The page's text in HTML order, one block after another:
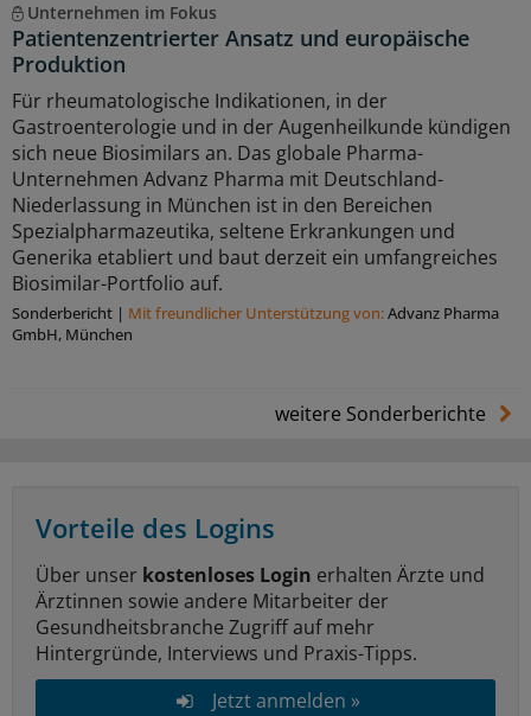
Unternehmen im Fokus
Patientenzentrierter Ansatz und europäische
Produktion
Für rheumatologische Indikationen, in der
Gastroenterologie und in der Augenheilkunde kündigen
sich neue Biosimilars an. Das globale Pharma-
Unternehmen Advanz Pharma mit Deutschland-
Niederlassung in München ist in den Bereichen
Spezialpharmazeutika, seltene Erkrankungen und
Generika etabliert und baut derzeit ein umfangreiches
Biosimilar-Portfolio auf.
Sonderbericht | Mit freundlicher Unterstützung von:Advanz Pharma
GmbH, München
weitere Sonderberichte
Vorteile des Logins
Über unser kostenloses Login erhalten Ärzte und
Ärztinnen sowie andere Mitarbeiter der
Gesundheitsbranche Zugriff auf mehr
Hintergründe, Interviews und Praxis-Tipps.
Jetzt anmelden »